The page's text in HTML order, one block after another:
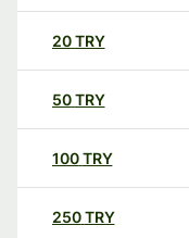
20TRY
50TRY
100TRY
250TRY